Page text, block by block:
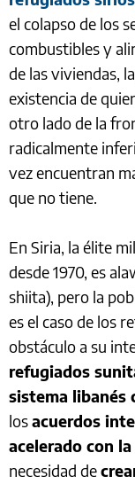
el colapso de los
combustibles y
de las viviendas,
existencia de
otro lado de la
radicalmente
vez encuentran
que no tiene.
En Siria, la élite
desde 1970, es
shiita), pero la
es el caso de los
obstáculo a su
refugiados
sistema
losacuerdos
acelerado con
necesidad de